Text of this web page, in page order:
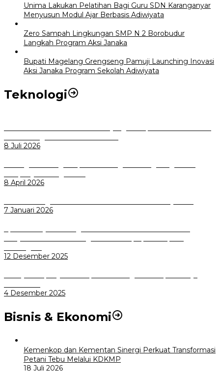
Unima Lakukan Pelatihan Bagi Guru SDN Karanganyar
Menyusun Modul Ajar Berbasis Adiwiyata
Zero Sampah Lingkungan SMP N 2 Borobudur
Langkah Program Aksi Janaka
Bupati Magelang Grengseng Pamuji Launching Inovasi
Aksi Janaka Program Sekolah Adiwiyata
Teknologi
8 Juli 2026
8 April 2026
7 Januari 2026
12 Desember 2025
4 Desember 2025
Bisnis & Ekonomi
Kemenkop dan Kementan Sinergi Perkuat Transformasi
Petani Tebu Melalui KDKMP
18 Juli 2026